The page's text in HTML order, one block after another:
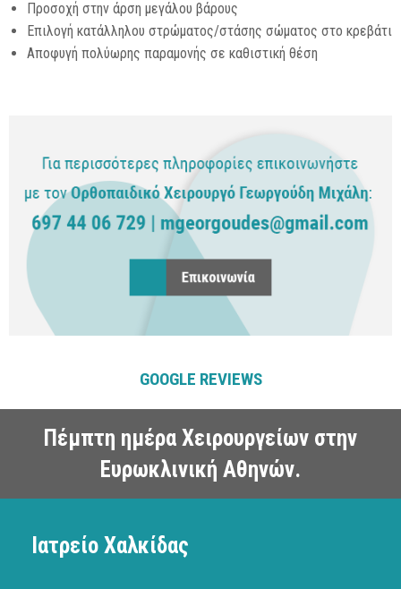
Προσοχή στην άρση μεγάλου βάρους
Επιλογή κατάλληλου στρώματος/στάσης σώματος στο κρεβάτι
Αποφυγή πολύωρης παραμονής σε καθιστική θέση
GOOGLE REVIEWS
Πέμπτη ημέρα Χειρουργείων στην
Ευρωκλινική Αθηνών.
Ιατρείο Χαλκίδας